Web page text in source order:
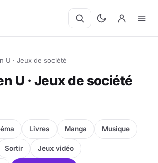
U · Jeux de société
U · Jeux de société
Livres Manga Musique
Sortir Jeux vidéo